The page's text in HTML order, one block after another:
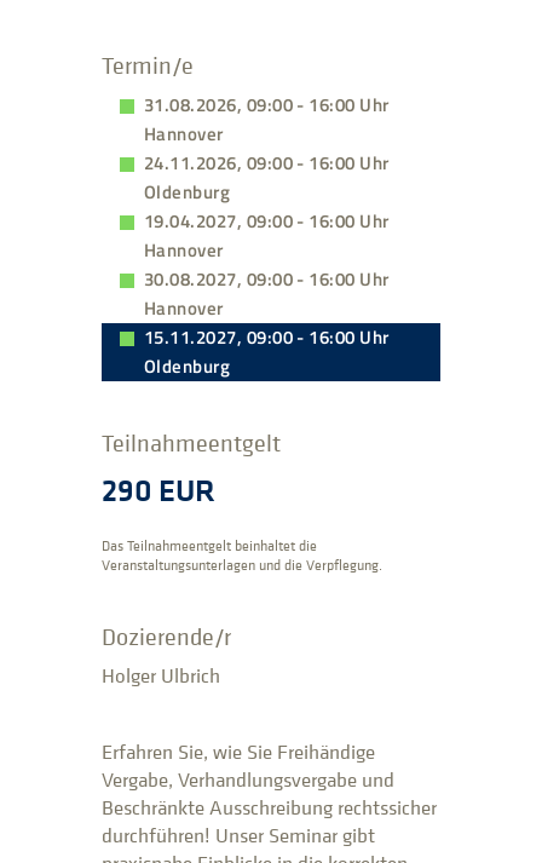
Termin/e
31.08.2026, 09:00 - 16:00 Uhr
Hannover
24.11.2026, 09:00 - 16:00 Uhr
Oldenburg
19.04.2027, 09:00 - 16:00 Uhr
Hannover
30.08.2027, 09:00 - 16:00 Uhr
Hannover
15.11.2027, 09:00 - 16:00 Uhr
Oldenburg
Teilnahmeentgelt
290 EUR
Das Teilnahmeentgelt beinhaltet die
Veranstaltungsunterlagen und die Verpflegung.
Erfahren Sie, wie Sie Freihändige
Vergabe, Verhandlungsvergabe und
Beschränkte Ausschreibung rechtssicher
durchführen! Unser Seminar gibt
Dozierende/r
Holger Ulbrich